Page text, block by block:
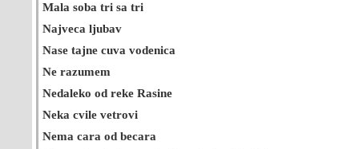
Mala soba tri sa tri
Najveca ljubav
Nase tajne cuva vodenica
Ne razumem
Nedaleko od reke Rasine
Neka cvile vetrovi
Nema cara od becara